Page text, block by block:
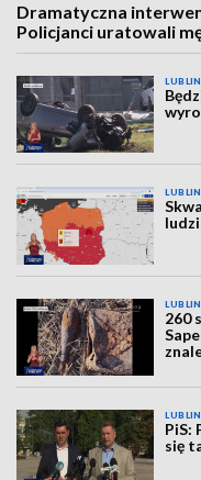
Dramatyczna
Policjanci uratowali
LUBLIN
LUBLIN
LUBLIN
260
LUBLIN
PiS:
się